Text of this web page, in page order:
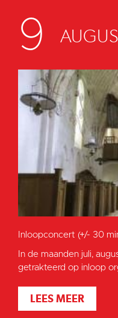
9
Inloopconcert (+/- 30
In de maanden juli,
getrakteerd op inloop
LEES MEER